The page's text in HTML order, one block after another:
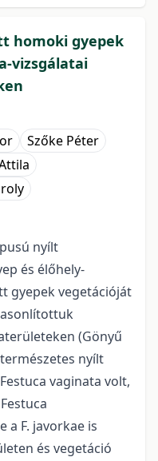
homoki gyepek
vizsgálatai
Szőke Péter
nyílt
és élőhely-
gyepek vegetációját
(Gönyű
nyílt
vaginata volt,
a F. javorkae is
és vegetáció